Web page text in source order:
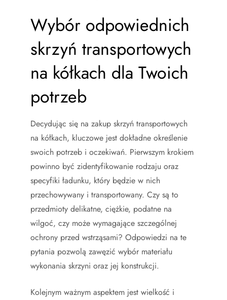
Wybór odpowiednich
skrzyń transportowych
na kółkach dla Twoich
potrzeb
Decydując się na zakup skrzyń transportowych
na kółkach, kluczowe jest dokładne określenie
swoich potrzeb i oczekiwań. Pierwszym krokiem
powinno być zidentyfikowanie rodzaju oraz
specyfiki ładunku, który będzie w nich
przechowywany i transportowany. Czy są to
przedmioty delikatne, ciężkie, podatne na
wilgoć, czy może wymagające szczególnej
ochrony przed wstrząsami? Odpowiedzi na te
pytania pozwolą zawęzić wybór materiału
wykonania skrzyni oraz jej konstrukcji.
Kolejnym ważnym aspektem jest wielkość i